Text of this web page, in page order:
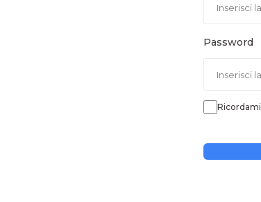
Password
Ricordami